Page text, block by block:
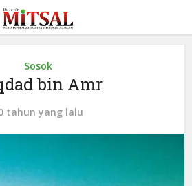
Sosok
bin Amr
tahun yang lalu